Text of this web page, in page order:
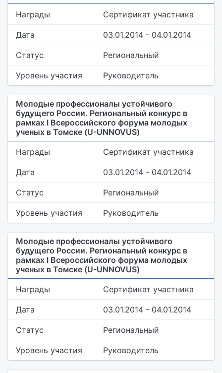
Награды
Сертификат участника
Дата 03.01.2014 - 04.01.2014
Статус Региональный
Уровень участия Руководитель
Молодые профессионалы устойчивого
будущего России. Региональный конкурс в
рамках I Всероссийского форума молодых
ученых в Томске (U-UNNOVUS)
Награды
Сертификат участника
Дата 03.01.2014 - 04.01.2014
Статус Региональный
Уровень участия Руководитель
Молодые профессионалы устойчивого
будущего России. Региональный конкурс в
рамках I Всероссийского форума молодых
ученых в Томске (U-UNNOVUS)
Награды
Сертификат участника
Дата 03.01.2014 - 04.01.2014
Статус Региональный
Уровень участия Руководитель